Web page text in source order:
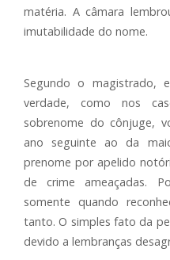
matéria. A câmara
imutabilidade do nome.
Segundo o magistrado,
verdade, como nos
sobrenome do cônjuge,
ano seguinte ao da
prenome por apelido
de crime ameaçadas.
somente quando
tanto. O simples fato da
devido a lembranças